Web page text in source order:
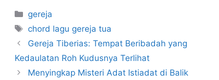
Categories
gereja
Tags
chord lagu gereja tua
Gereja Tiberias: Tempat Beribadah yang
Kedaulatan Roh Kudusnya Terlihat
Menyingkap Misteri Adat Istiadat di Balik